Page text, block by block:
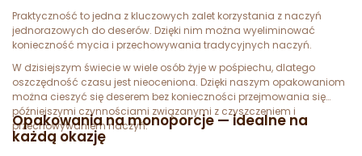
Praktyczność to jedna z kluczowych zalet korzystania z naczyń
jednorazowych do deserów. Dzięki nim można wyeliminować
konieczność mycia i przechowywania tradycyjnych naczyń.
W dzisiejszym świecie w wiele osób żyje w pośpiechu, dlatego
oszczędność czasu jest nieoceniona. Dzięki naszym opakowaniom
można cieszyć się deserem bez konieczności przejmowania się
późniejszymi czynnościami związanymi z czyszczeniem i
przechowywaniem naczyń.
Opakowania na monoporcje — idealne na
każdą okazję